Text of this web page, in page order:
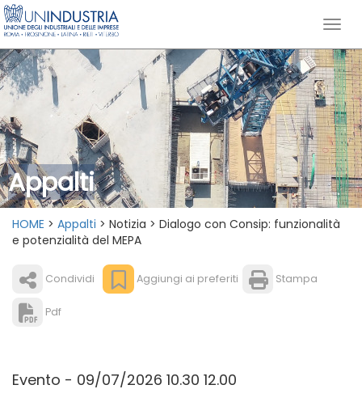
Appalti
HOME > Appalti > Notizia > Dialogo con Consip: funzionalità
e potenzialità del MEPA
Condividi Aggiungi ai preferiti Stampa
Pdf
Evento - 09/07/2026 10.30 12.00